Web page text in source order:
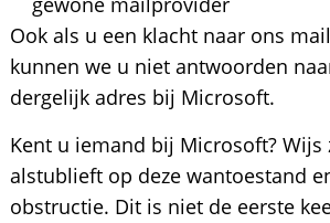
Ook als u een klacht naar ons
kunnen we u niet antwoorden
dergelijk adres bij Microsoft.
Kent u iemand bij Microsoft? Wijs
alstublieft op deze wantoestand
obstructie. Dit is niet de eerste